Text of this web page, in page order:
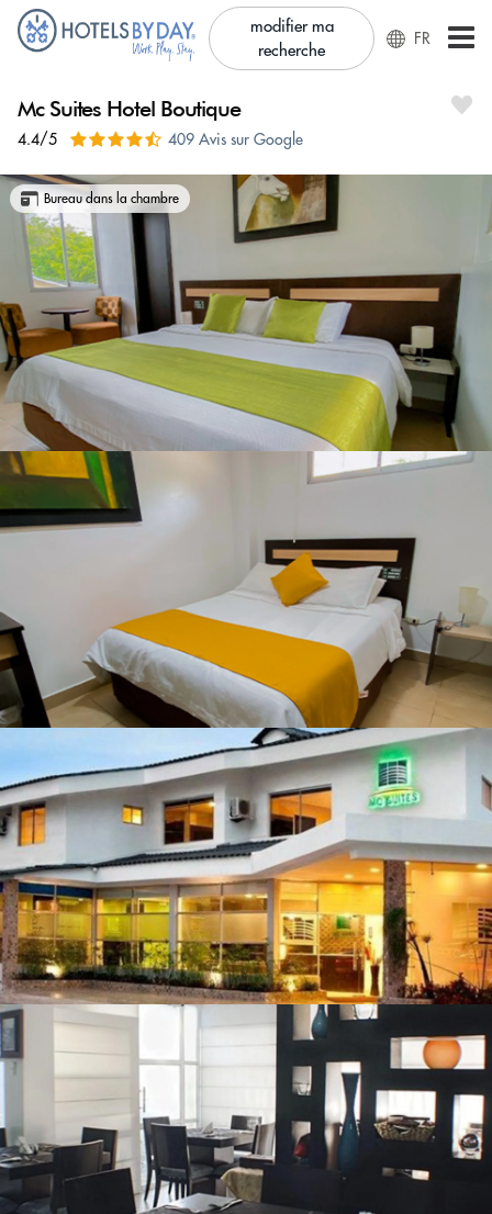
modifier ma
recherche
FR
Mc Suites Hotel Boutique
4.4/5 409 Avis sur Google
Bureau dans la chambre